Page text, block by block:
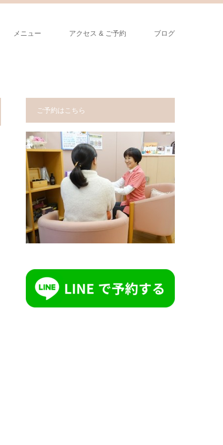
メニュー アクセス & ご予約 ブログ
ご予約はこちら